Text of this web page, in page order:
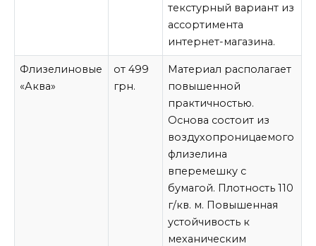
текстурный вариант из
ассортимента
интернет-магазина.
Флизелиновые
«Аква»
от 499
грн.
Материал располагает
повышенной
практичностью.
Основа состоит из
воздухопроницаемого
флизелина
вперемешку с
бумагой. Плотность 110
г/кв. м. Повышенная
устойчивость к
механическим